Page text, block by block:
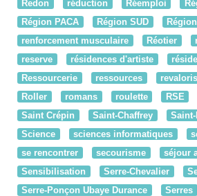
Redon
réduction Réemploi
Région PACA
Région SUD
renforcement musculaire
Réotier
reserve
résidences d'artiste
Ressourcerie
ressources
Roller
romans roulette RSE
Saint Crépin
Saint-Chaffrey
Science
sciences informatiques
se rencontrer
secourisme séjour
Sensibilisation
Serre-Chevalier
Serre-Ponçon Ubaye Durance
Serres